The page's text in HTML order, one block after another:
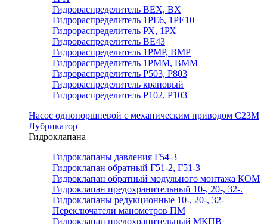
Гидрораспределитель ВЕХ, ВХ
Гидрораспределитель 1РЕ6, 1РЕ10
Гидрораспределитель РХ, 1РХ
Гидрораспределитель ВЕ43
Гидрораспределитель 1РМР, ВМР
Гидрораспределитель 1РММ, ВММ
Гидрораспределитель Р503, Р803
Гидрораспределитель крановый
Гидрораспределитель Р102, Р103
Насос однопоршневой с механическим приводом С23М
Лубрикатор
Гидроклапана
Гидроклапаны давления Г54-3
Гидроклапан обратный Г51-2, Г51-3
Гидроклапан обратный модульного монтажа КОМ
Гидроклапан предохранительный 10-, 20-, 32-.
Гидроклапаны редукционные 10-, 20-, 32-
Переключатели манометров ПМ
Гидроклапан предохранительный МКПВ